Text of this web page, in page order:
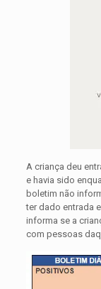
A criança deu
e havia sido
boletim não
ter dado entrada
informa se a
com pessoas